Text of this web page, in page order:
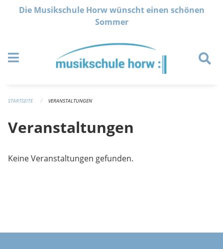
Navigation überspringen
Die Musikschule Horw wünscht einen schönen
Sommer
STARTSEITE VERANSTALTUNGEN
Veranstaltungen
Keine Veranstaltungen gefunden.